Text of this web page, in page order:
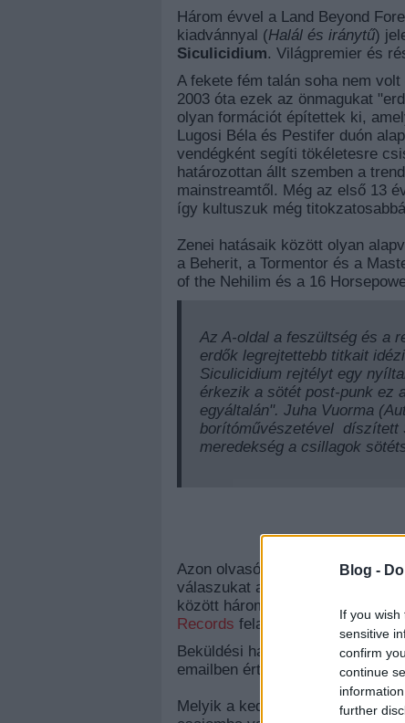
Blog -
If you
sensitive
confirm
continue
further
Három évvel a Land Beyond
kiadvánnyal (Halál és iránytű)
Siculicidium. Világpremier és
A fekete fém talán soha nem
2003 óta ezek az önmagukat
olyan formációt építettek ki,
Lugosi Béla és Pestifer duón
vendégként segíti tökéletesre
határozottan állt szemben a
mainstreamtől. Még az első 13
így kultuszuk még
Zenei hatásaik között olyan
a Beherit, a Tormentor és a
of the Nehilim és a 16
Az A-oldal a feszültség és a
erdők legrejtettebb titkait
Siculicidium rejtélyt egy
érkezik a sötét post-punk ez
egyáltalán". Juha Vuorma
borítóművészetével díszített
meredekség a csillagok
Azon olvasóink körében, akik
válaszukat a
között három fő nyerhet egy-egy
Records felajánlásával.
Beküldési határidő: április 14
emailben értesítjük.
Melyik a kedvenc Siculicidium